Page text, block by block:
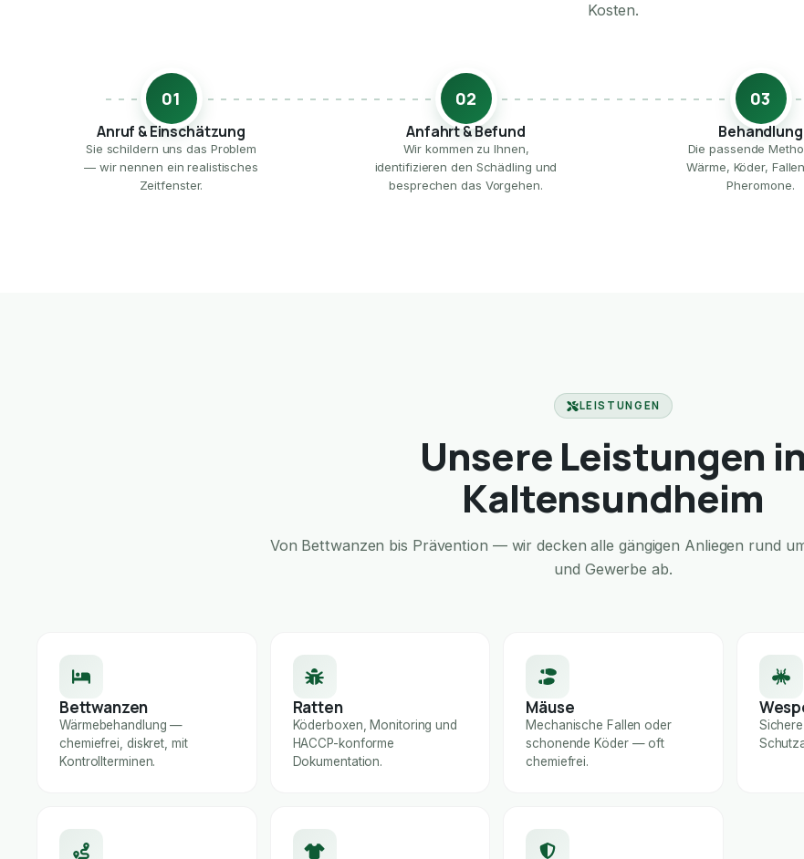
Kosten.
01
Anruf & Einschätzung
Sie schildern uns das Problem
— wir nennen ein realistisches
Zeitfenster.
02
Anfahrt & Befund
Wir kommen zu Ihnen,
identifizieren den Schädling und
besprechen das Vorgehen.
03
Behandlung
Die passende
Wärme, Köder,
Pheromone.
LEISTUNGEN
Unsere Leistungen in
Kaltensundheim
Von Bettwanzen bis Prävention — wir decken alle gängigen Anliegen rund
und Gewerbe ab.
Bettwanzen
Wärmebehandlung —
chemiefrei, diskret, mit
Kontrollterminen.
Ratten
Köderboxen, Monitoring und
HACCP-konforme
Dokumentation.
Mäuse
Mechanische Fallen oder
schonende Köder — oft
chemiefrei.